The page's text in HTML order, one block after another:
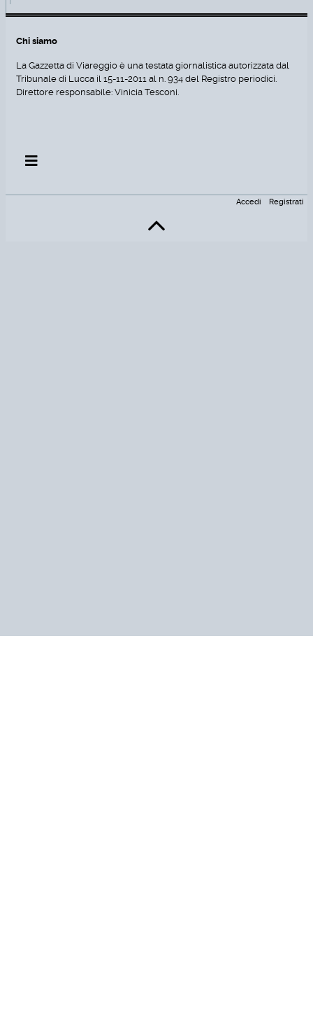
Chi siamo
La Gazzetta di Viareggio è una testata giornalistica autorizzata dal
Tribunale di Lucca il 15-11-2011 al n. 934 del Registro periodici.
Direttore responsabile: Vinicia Tesconi.
Accedi Registrati